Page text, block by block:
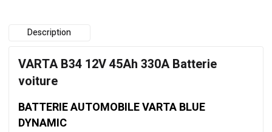
Description
VARTA B34 12V 45Ah 330A Batterie
voiture
BATTERIE AUTOMOBILE VARTA BLUE
DYNAMIC